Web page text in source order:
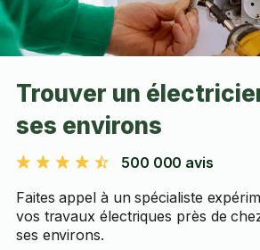
Trouver un
ses environs
500 000 avis
Faites appel à un spécialiste
vos travaux électriques près de
ses environs.